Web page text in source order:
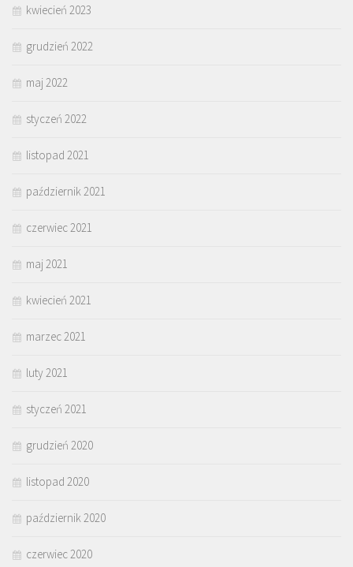
kwiecień 2023
grudzień 2022
maj 2022
styczeń 2022
listopad 2021
październik 2021
czerwiec 2021
maj 2021
kwiecień 2021
marzec 2021
luty 2021
styczeń 2021
grudzień 2020
listopad 2020
październik 2020
czerwiec 2020